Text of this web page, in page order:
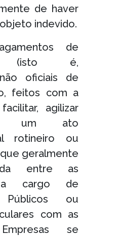
de haver
indevido.
de
(isto é,
oficiais de
feitos com a
agilizar
um ato
rotineiro ou
geralmente
entre as
a cargo de
Públicos ou
com as
se